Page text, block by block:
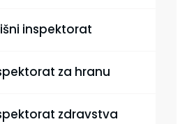
inspektorat
za hranu
zdravstva